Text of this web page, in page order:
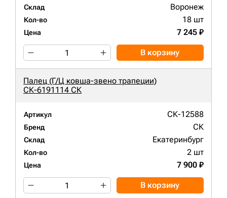
Склад Воронеж
Кол-во 18 шт
Цена 7 245 ₽
В корзину
Палец (Г/Ц ковша-звено трапеции)
СК-6191114 СК
Артикул СК-12588
Бренд СК
Склад Екатеринбург
Кол-во 2 шт
Цена 7 900 ₽
В корзину